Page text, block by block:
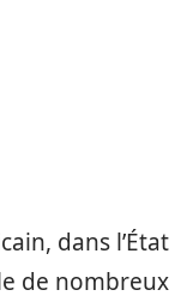
dans l’État
de nombreux